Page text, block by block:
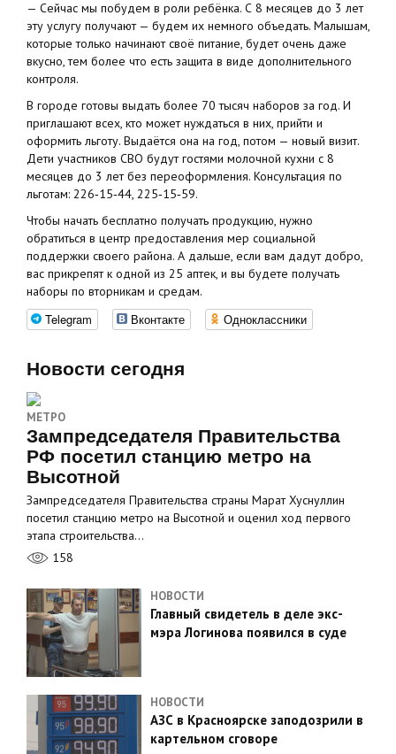
— Сейчас мы побудем в роли ребёнка. С 8 месяцев до 3 лет
эту услугу получают — будем их немного объедать. Малышам,
которые только начинают своё питание, будет очень даже
вкусно, тем более что есть защита в виде дополнительного
контроля.
В городе готовы выдать более 70 тысяч наборов за год. И
приглашают всех, кто может нуждаться в них, прийти и
оформить льготу. Выдаётся она на год, потом — новый визит.
Дети участников СВО будут гостями молочной кухни с 8
месяцев до 3 лет без переоформления. Консультация по
льготам: 226‑15‑44, 225‑15‑59.
Чтобы начать бесплатно получать продукцию, нужно
обратиться в центр предоставления мер социальной
поддержки своего района. А дальше, если вам дадут добро,
вас прикрепят к одной из 25 аптек, и вы будете получать
наборы по вторникам и средам.
Telegram Вконтакте Одноклассники
Новости сегодня
МЕТРО
Зампредседателя Правительства
РФ посетил станцию метро на
Высотной
Зампредседателя Правительства страны Марат Хуснуллин
посетил станцию метро на Высотной и оценил ход первого
этапа строительства…
158
НОВОСТИ
Главный свидетель в деле экс-
мэра Логинова появился в суде
НОВОСТИ
АЗС в Красноярске заподозрили в
картельном сговоре